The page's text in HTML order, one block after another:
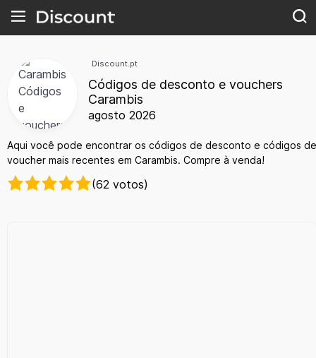
Discount.pt
Códigos de desconto e vouchers
Carambis
agosto 2026
Aqui você pode encontrar os códigos de desconto e códigos de
voucher mais recentes em Carambis. Compre à venda!
(62 votos)